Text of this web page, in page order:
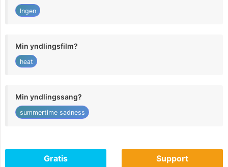
Ingen
Min yndlingsfilm?
heat
Min yndlingssang?
summertime sadness
Gratis Support